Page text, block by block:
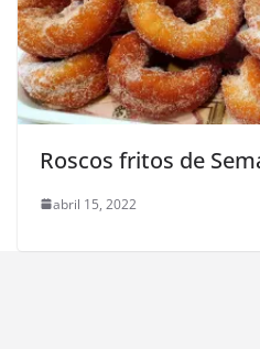
Roscos fritos de
abril 15, 2022